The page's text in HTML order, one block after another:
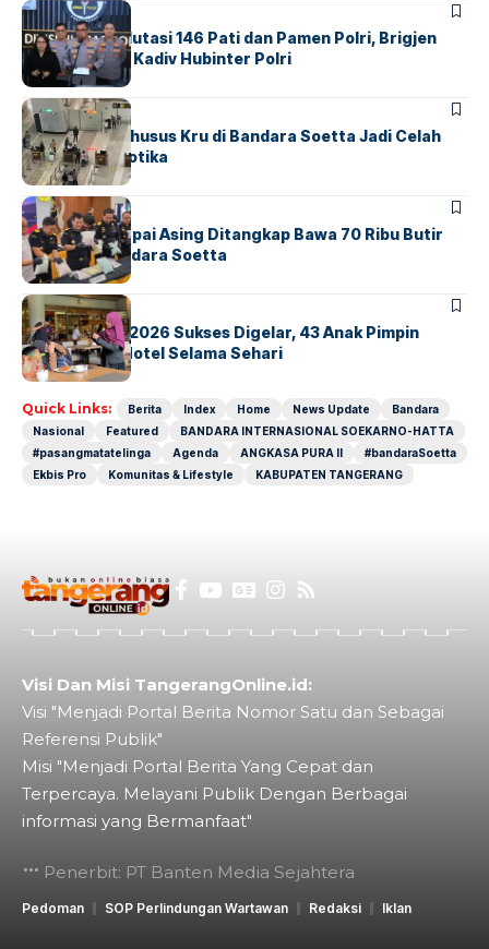
BERITA
Mabes Polri Mutasi 146 Pati dan Pamen Polri, Brigjen
Untung Jabat Kadiv Hubinter Polri
BANDARABERITA
Ketika Jalur Khusus Kru di Bandara Soetta Jadi Celah
Sindikat Narkotika
BANDARA BERITA
Kopilot Maskapai Asing Ditangkap Bawa 70 Ribu Butir
Ekstasi di Bandara Soetta
BERITAINDEX
GM For A Day 2026 Sukses Digelar, 43 Anak Pimpin
Operasional Hotel Selama Sehari
Quick Links: Berita Index Home News Update
Bandara
Nasional
Featured
BANDARA INTERNASIONAL SOEKARNO-HATTA
#pasangmatatelinga
Agenda ANGKASA PURA II
#bandaraSoetta
Ekbis Pro
Komunitas & Lifestyle KABUPATEN TANGERANG
Visi Dan Misi TangerangOnline.id:
Visi "Menjadi Portal Berita Nomor Satu dan Sebagai
Referensi Publik"
Misi "Menjadi Portal Berita Yang Cepat dan
Terpercaya. Melayani Publik Dengan Berbagai
informasi yang Bermanfaat"
Penerbit: PT Banten Media Sejahtera
Pedoman SOP Perlindungan Wartawan Redaksi Iklan